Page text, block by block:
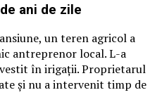
ani de zile
un teren agricol a
antreprenor local. L-a
în irigații. Proprietarul
și nu a intervenit timp de